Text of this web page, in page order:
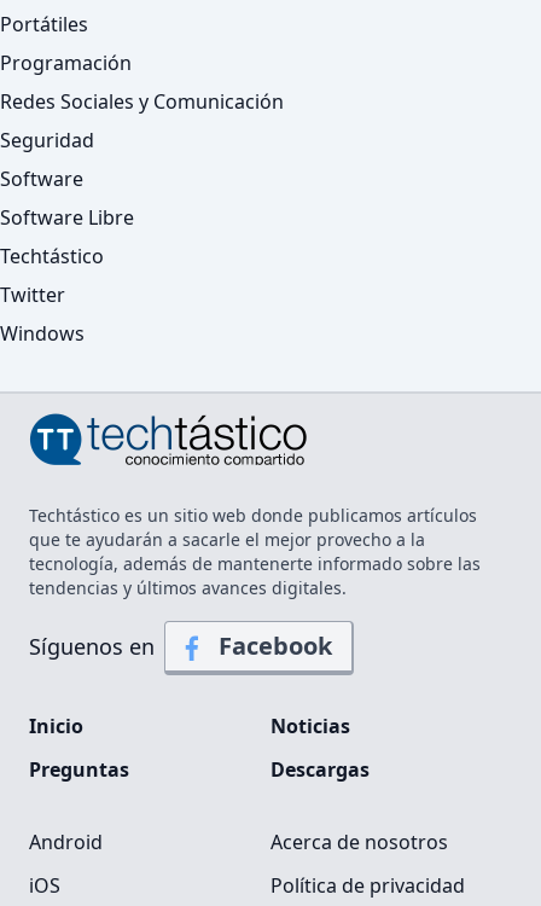
Portátiles
Programación
Redes Sociales y Comunicación
Seguridad
Software
Software Libre
Techtástico
Twitter
Windows
Techtástico es un sitio web donde publicamos artículos
que te ayudarán a sacarle el mejor provecho a la
tecnología, además de mantenerte informado sobre las
tendencias y últimos avances digitales.
Síguenos en Facebook
Inicio
Preguntas
Noticias
Descargas
Android
iOS
Acerca de nosotros
Política de privacidad